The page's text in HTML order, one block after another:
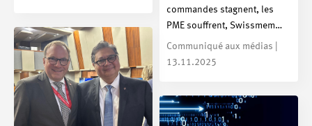
commandes stagnent, les
PME souffrent, Swissmem…
Communiqué aux médias |
13.11.2025